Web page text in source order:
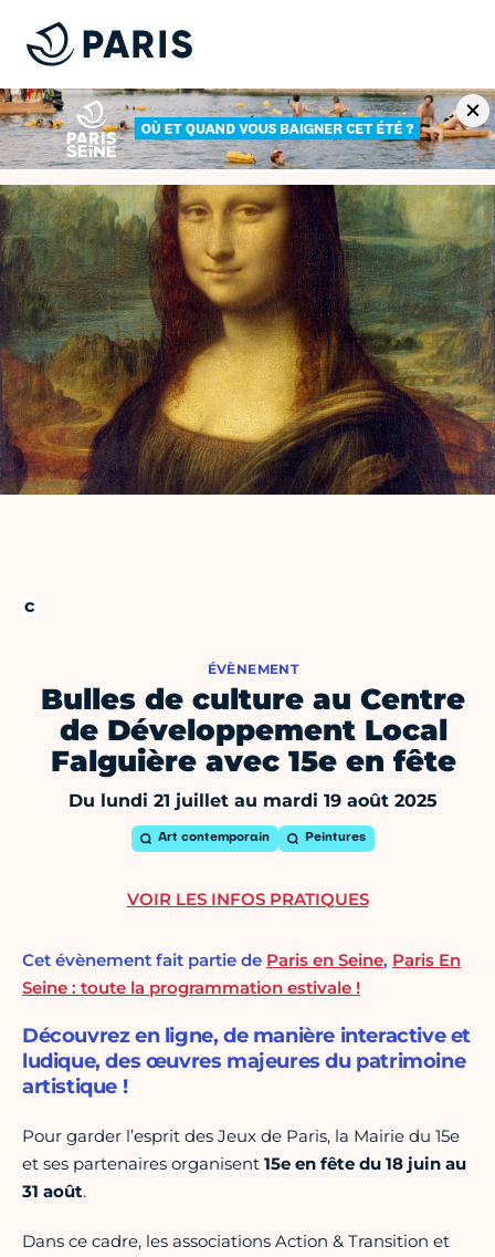
ÉVÈNEMENT
Bulles de culture au Centre
de Développement Local
Falguière avec 15e en fête
Du lundi 21 juillet au mardi 19 août 2025
Art contemporain Peintures
Cet évènement fait partie de Paris en Seine, Paris En
Seine : toute la programmation estivale !
Découvrez en ligne, de manière interactive et
ludique, des œuvres majeures du patrimoine
artistique !
Pour garder l’esprit des Jeux de Paris, la Mairie du 15e
et ses partenaires organisent 15e en fête du 18 juin au
31 août.
Dans ce cadre, les associations Action & Transition et
VOIR LES INFOS PRATIQUES